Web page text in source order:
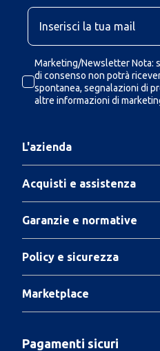
Marketing/Newsletter Nota:
di consenso non potrà
spontanea, segnalazioni di
altre informazioni di
L'azienda
Acquisti e assistenza
Garanzie e normative
Policy e sicurezza
Marketplace
Pagamenti sicuri